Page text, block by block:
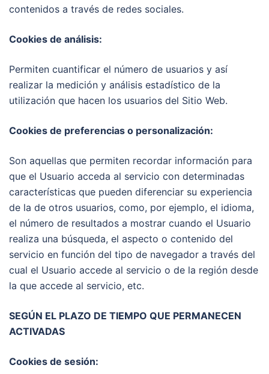
contenidos a través de redes sociales.
Cookies de análisis:
Permiten cuantificar el número de usuarios y así
realizar la medición y análisis estadístico de la
utilización que hacen los usuarios del Sitio Web.
Cookies de preferencias o personalización:
Son aquellas que permiten recordar información para
que el Usuario acceda al servicio con determinadas
características que pueden diferenciar su experiencia
de la de otros usuarios, como, por ejemplo, el idioma,
el número de resultados a mostrar cuando el Usuario
realiza una búsqueda, el aspecto o contenido del
servicio en función del tipo de navegador a través del
cual el Usuario accede al servicio o de la región desde
la que accede al servicio, etc.
SEGÚN EL PLAZO DE TIEMPO QUE PERMANECEN
ACTIVADAS
Cookies de sesión: